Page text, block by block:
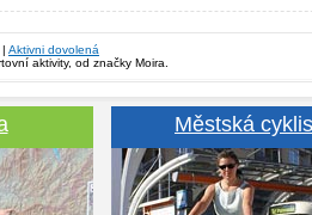
| Aktivni dovolená
aktivity, od značky Moira.
Městská